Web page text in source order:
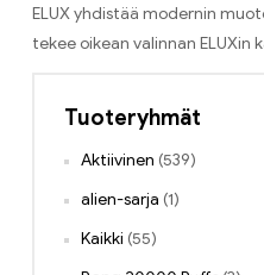
ELUX yhdistää modernin
tekee oikean valinnan
Tuoteryhmät
Aktiivinen (539)
alien-sarja (1)
Kaikki (55)